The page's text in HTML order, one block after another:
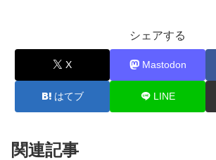
シェアする
X Mastodon
はてブ LINE
関連記事